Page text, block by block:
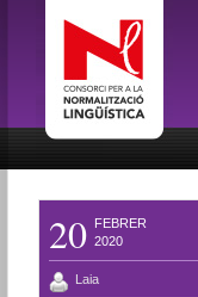
20
FEBRER
2020
Laia